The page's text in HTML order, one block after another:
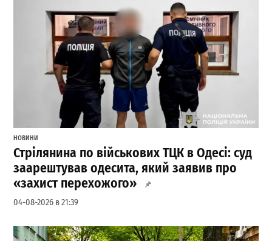
НОВИНИ
Стрілянина по військових ТЦК в Одесі: суд
заарештував одесита, який заявив про
«захист перехожого»
04-08-2026 в 21:39